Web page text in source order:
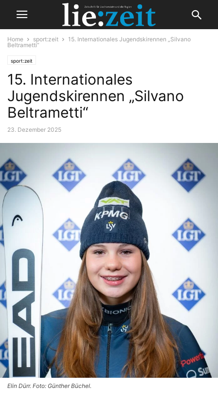
Home sport:zeit
15. Internationales Jugendskirennen „Silvano
Beltrametti“
sport:zeit
15. Internationales
Jugendskirennen „Silvano
Beltrametti“
23. Dezember 2025
Elin Dürr. Foto: Günther Büchel.